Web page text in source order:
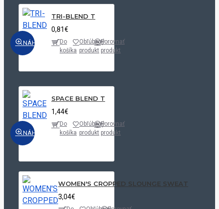
NÁHĽAD
TRI-BLEND T
0,81€
Do
košíka
Obľúbený
produkt
Porovnať
produkt
NÁHĽAD
SPACE BLEND T
1,44€
Do
košíka
Obľúbený
produkt
Porovnať
produkt
WOMEN'S CROPPED SLOUNGE SWEAT
3,04€